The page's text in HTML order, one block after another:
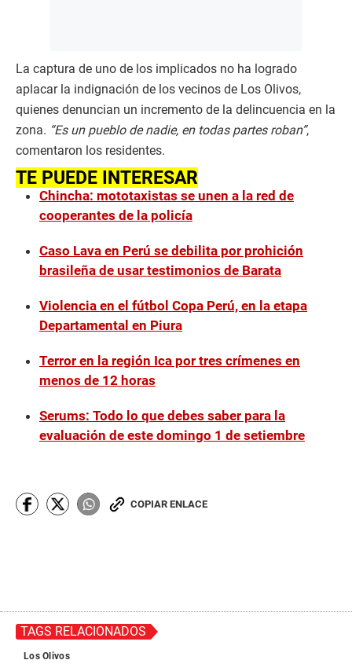
La captura de uno de los implicados no ha logrado
aplacar la indignación de los vecinos de Los Olivos,
quienes denuncian un incremento de la delincuencia en la
zona. “Es un pueblo de nadie, en todas partes roban”,
comentaron los residentes.
TE PUEDE INTERESAR
Chincha: mototaxistas se unen a la red de
cooperantes de la policía
Caso Lava en Perú se debilita por prohición
brasileña de usar testimonios de Barata
Violencia en el fútbol Copa Perú, en la etapa
Departamental en Piura
Terror en la región Ica por tres crímenes en
menos de 12 horas
Serums: Todo lo que debes saber para la
evaluación de este domingo 1 de setiembre
COPIAR ENLACE
TAGS RELACIONADOS
Los Olivos